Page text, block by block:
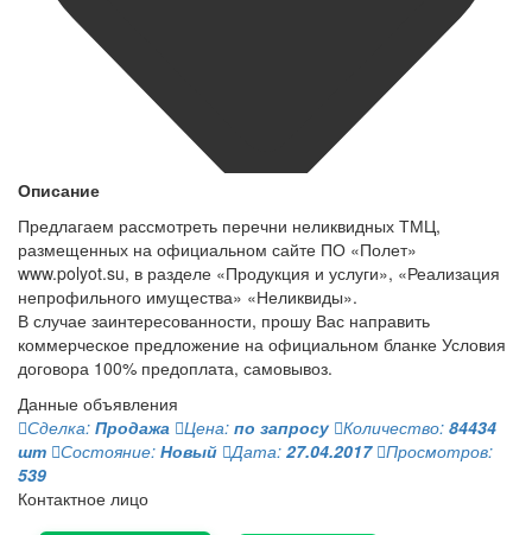
Описание
Предлагаем рассмотреть перечни неликвидных ТМЦ,
размещенных на официальном сайте ПО «Полет»
www.polyot.su, в разделе «Продукция и услуги», «Реализация
непрофильного имущества» «Неликвиды».
В случае заинтересованности, прошу Вас направить
коммерческое предложение на официальном бланке Условия
договора 100% предоплата, самовывоз.
Данные объявления
Сделка: Продажа Цена: по запросу Количество: 84434
шт Состояние: Новый Дата: 27.04.2017 Просмотров:
539
Контактное лицо